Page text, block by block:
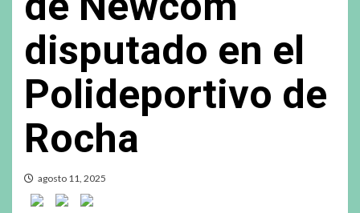
disputado en el
Polideportivo de
Rocha
agosto 11, 2025